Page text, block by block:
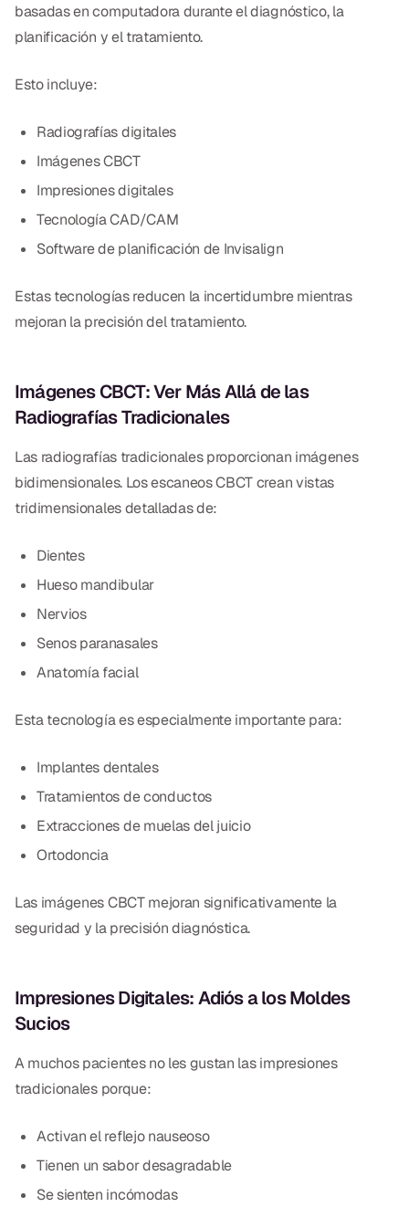
CBCT
Radiografía Digital
ORTODONCIA
Invisalign
Ortodoncia
Dr. Douglas Ness
Dr. Hassan Haidar
Dr. Allen Newman
Dr. Marco Casco
basadas en computadora durante el diagnóstico, la
planificación y el tratamiento.
Esto incluye:
Radiografías digitales
Imágenes CBCT
Impresiones digitales
Tecnología CAD/CAM
Software de planificación de Invisalign
Estas tecnologías reducen la incertidumbre mientras
mejoran la precisión del tratamiento.
Imágenes CBCT: Ver Más Allá de las
Radiografías Tradicionales
Las radiografías tradicionales proporcionan imágenes
bidimensionales. Los escaneos CBCT crean vistas
tridimensionales detalladas de:
Dientes
Hueso mandibular
Nervios
Senos paranasales
Anatomía facial
Esta tecnología es especialmente importante para:
Implantes dentales
Tratamientos de conductos
Extracciones de muelas del juicio
Ortodoncia
Las imágenes CBCT mejoran significativamente la
seguridad y la precisión diagnóstica.
Impresiones Digitales: Adiós a los Moldes
Sucios
A muchos pacientes no les gustan las impresiones
tradicionales porque:
Activan el reflejo nauseoso
Tienen un sabor desagradable
Se sienten incómodas